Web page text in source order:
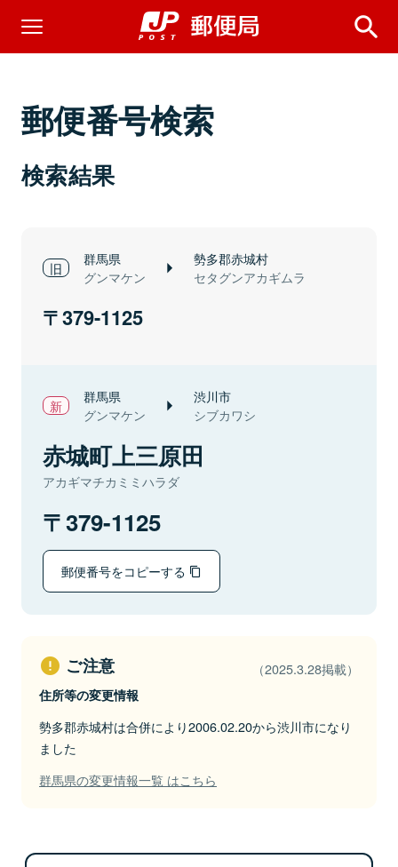
郵便番号検索
検索結果
群馬県
グンマケン
勢多郡赤城村
セタグンアカギムラ
379-1125
群馬県
グンマケン
渋川市
シブカワシ
赤城町上三原田
アカギマチカミミハラダ
379-1125
郵便番号をコピーする
ご注意 （2025.3.28掲載）
住所等の変更情報
勢多郡赤城村は合併により2006.02.20から渋川市になり
ました
群馬県の変更情報一覧 はこちら